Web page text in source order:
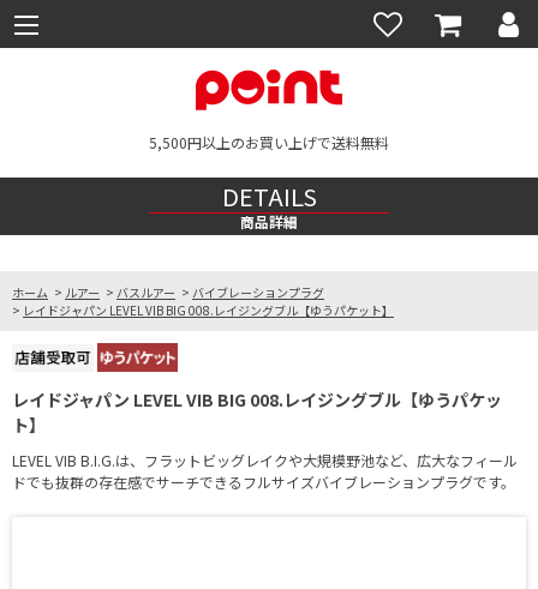
5,500円以上のお買い上げで送料無料
DETAILS
商品詳細
ホーム > ルアー > バスルアー > バイブレーションプラグ
> レイドジャパン LEVEL VIB BIG 008.レイジングブル【ゆうパケット】
レイドジャパン LEVEL VIB BIG 008.レイジングブル【ゆうパケッ
ト】
LEVEL VIB B.I.G.は、フラットビッグレイクや大規模野池など、広大なフィール
ドでも抜群の存在感でサーチできるフルサイズバイブレーションプラグです。